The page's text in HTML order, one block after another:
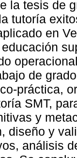
la tesis de
tutoría
en
de
práctica,
SMT,
y
diseño y
análisis